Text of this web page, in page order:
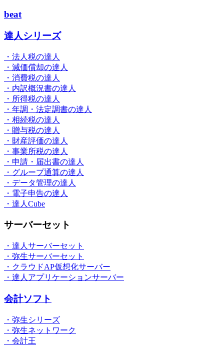
beat
達人シリーズ
・法人税の達人
・減価償却の達人
・消費税の達人
・内訳概況書の達人
・所得税の達人
・年調・法定調書の達人
・相続税の達人
・贈与税の達人
・財産評価の達人
・事業所税の達人
・申請・届出書の達人
・グループ通算の達人
・データ管理の達人
・電子申告の達人
・達人Cube
サーバーセット
・達人サーバーセット
・弥生サーバーセット
・クラウドAP仮想化サーバー
・達人アプリケーションサーバー
会計ソフト
・弥生シリーズ
・弥生ネットワーク
・会計王